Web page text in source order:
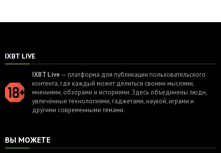
IXBT LIVE
IXBT Live — платформа для публикации пользовательского
контента, где каждый может делиться своими мыслями,
мнениями, обзорами и историями. Здесь объединены люди,
увлечённые технологиями, гаджетами, наукой, играми и
другими современными темами.
ВЫ МОЖЕТЕ